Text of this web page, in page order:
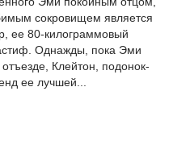
сокровищем является
ее 80-килограммовый
Однажды, пока Эми
Клейтон, подонок-
ее лучшей...